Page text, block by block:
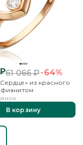
61 066₽-64%
из красного
фианитом
В корзину